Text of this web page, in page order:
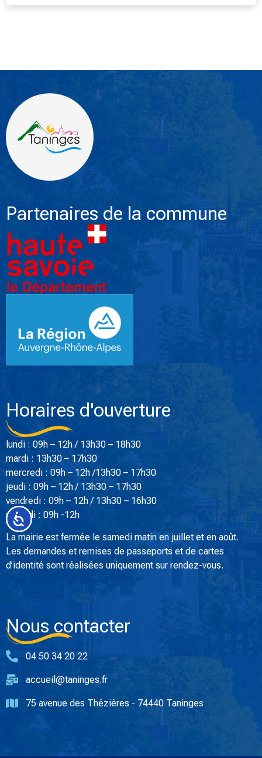
Accessibilité
Partenaires de la commune
Horaires d'ouverture
lundi : 09h – 12h / 13h30 – 18h30
mardi : 13h30 – 17h30
mercredi : 09h – 12h /13h30 – 17h30
jeudi : 09h – 12h / 13h30 – 17h30
vendredi : 09h – 12h / 13h30 – 16h30
samedi : 09h -12h
La mairie est fermée le samedi matin en juillet et en août.
Les demandes et remises de passeports et de cartes
d’identité sont réalisées uniquement sur rendez-vous.
Nous contacter
04 50 34 20 22
accueil@taninges.fr
75 avenue des Thézières - 74440 Taninges